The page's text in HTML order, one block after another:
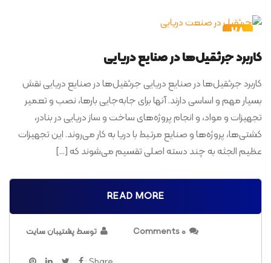
28
کاربرد جرثقیل‌ها در صنایع دریایی
کاربرد جرثقیل‌ها در صنایع دریایی جرثقیل‌ها در صنایع دریایی نقش
بسیار مهم و اساسی دارند. آنها برای جابه‌جایی بارها، نصب و تعمیر
تجهیزات و مواد، و انجام پروژه‌های ساخت و ساز دریایی در بنادر،
کشتی‌ها، پروژه‌ها و صنایع مرتبط با دریا به کار می‌روند. این تجهیزات
عظیم الجثه به چند دسته اصلی تقسیم می‌شوند که […]
READ MORE
0 Comments توسط پشتیبان سایت